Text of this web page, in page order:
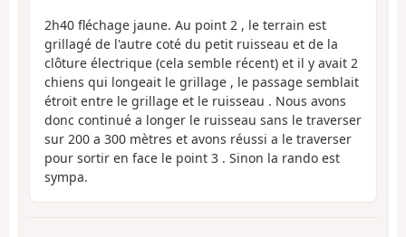
2h40 fléchage jaune. Au point 2 , le terrain est
grillagé de l'autre coté du petit ruisseau et de la
clôture électrique (cela semble récent) et il y avait 2
chiens qui longeait le grillage , le passage semblait
étroit entre le grillage et le ruisseau . Nous avons
donc continué a longer le ruisseau sans le traverser
sur 200 a 300 mètres et avons réussi a le traverser
pour sortir en face le point 3 . Sinon la rando est
sympa.